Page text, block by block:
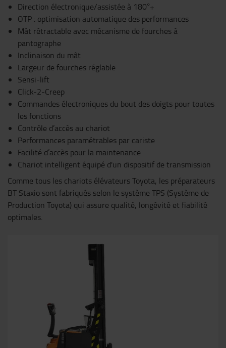
Direction électronique/assistée à 180°+
OTP : optimisation automatique des performances
Mât rétractable avec mécanisme de fourches à
pantographe
Inclinaison du mât
Largeur de fourches réglable
Sensi-lift
Click-2-Creep
Commandes électroniques du bout des doigts pour toutes
les fonctions
Contrôle d’accès au chariot
Performances paramétrables par cariste
Facilité d’accès pour la maintenance
Chariot intelligent équipé d'un dispositif de transmission
Comme tous les chariots élévateurs Toyota, les préparateurs
BT Staxio sont fabriqués selon le système TPS (Système de
Production Toyota) qui assure qualité, longévité et fiabilité
optimales.